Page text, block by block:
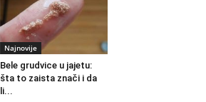
Najnovije
Bele grudvice u jajetu:
šta to zaista znači i da
li...